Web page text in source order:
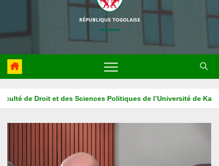
RÉPUBLIQUE TOGOLAISE
de Kara La HAPLUCIA associe l’ISM ADONAI